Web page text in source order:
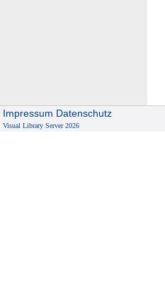
Impressum Datenschutz
Visual Library Server 2026